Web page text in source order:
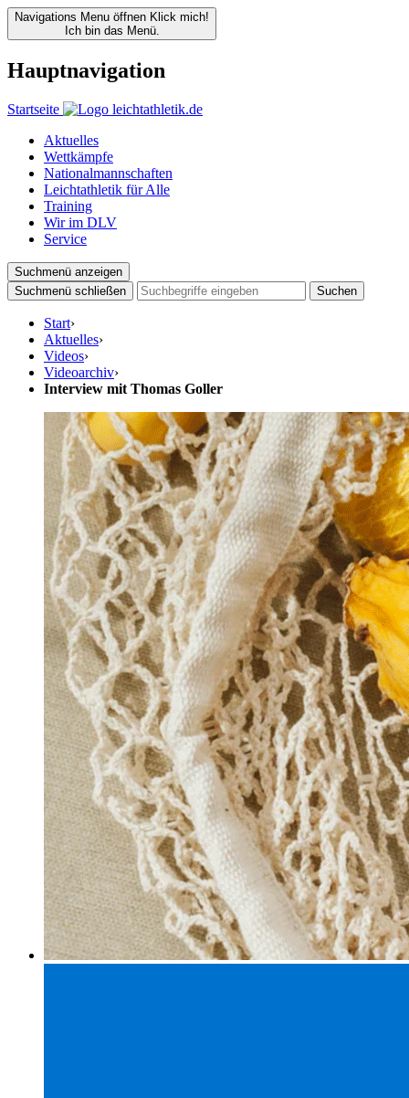
Navigations Menu öffnen Klick mich!
Ich bin das Menü.
Hauptnavigation
Startseite
Aktuelles
Wettkämpfe
Nationalmannschaften
Leichtathletik für Alle
Training
Wir im DLV
Service
Suchmenü anzeigen
Suchmenü schließen
Suchen
Start›
Aktuelles›
Videos›
Videoarchiv›
Interview mit Thomas Goller